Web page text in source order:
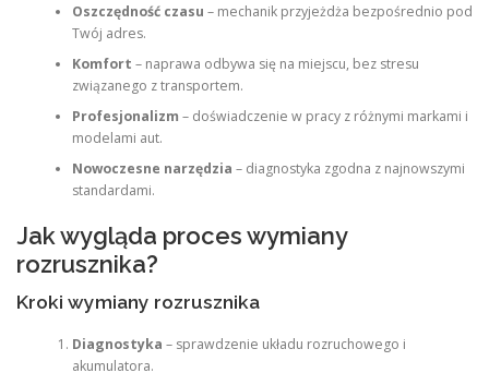
Oszczędność czasu – mechanik przyjeżdża bezpośrednio pod
Twój adres.
Komfort – naprawa odbywa się na miejscu, bez stresu
związanego z transportem.
Profesjonalizm – doświadczenie w pracy z różnymi markami i
modelami aut.
Nowoczesne narzędzia – diagnostyka zgodna z najnowszymi
standardami.
Jak wygląda proces wymiany
rozrusznika?
Kroki wymiany rozrusznika
Diagnostyka – sprawdzenie układu rozruchowego i
akumulatora.